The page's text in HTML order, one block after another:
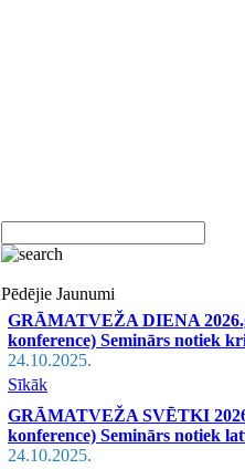
Pēdējie Jaunumi
GRĀMATVEŽA DIENA
konference) Seminārs notiek
24.10.2025.
Sīkāk
GRĀMATVEŽA SVĒTKI
konference) Seminārs notiek
24.10.2025.